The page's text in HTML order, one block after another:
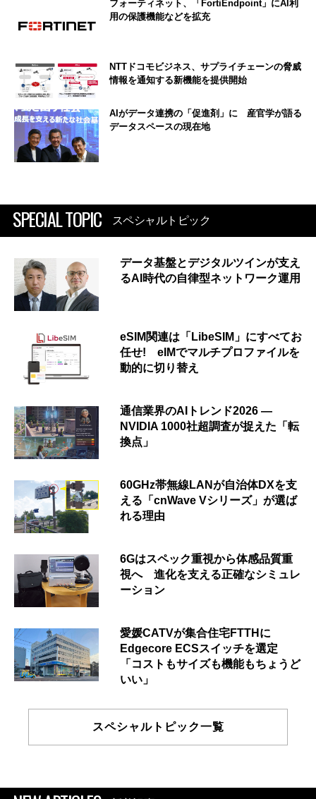
フォーティネット、「FortiEndpoint」にAI利
用の保護機能などを拡充
NTTドコモビジネス、サプライチェーンの脅威
情報を通知する新機能を提供開始
AIがデータ連携の「促進剤」に 産官学が語る
データスペースの現在地
SPECIAL TOPIC スペシャルトピック
データ基盤とデジタルツインが支え
るAI時代の自律型ネットワーク運用
eSIM関連は「LibeSIM」にすべてお
任せ! eIMでマルチプロファイルを
動的に切り替え
通信業界のAIトレンド2026 ―
NVIDIA 1000社超調査が捉えた「転
換点」
60GHz帯無線LANが自治体DXを支
える「cnWave Vシリーズ」が選ば
れる理由
6Gはスペック重視から体感品質重
視へ 進化を支える正確なシミュレ
ーション
愛媛CATVが集合住宅FTTHに
Edgecore ECSスイッチを選定
「コストもサイズも機能もちょうど
いい」
スペシャルトピック一覧